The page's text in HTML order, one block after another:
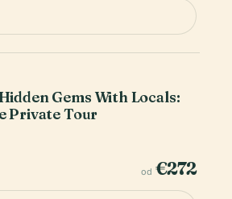
Gems With Locals:
Private Tour
od €272